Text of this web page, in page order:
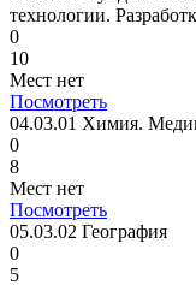
технологии.
0
10
Мест нет
Посмотреть
04.03.01 Химия.
0
8
Мест нет
Посмотреть
05.03.02 География
0
5